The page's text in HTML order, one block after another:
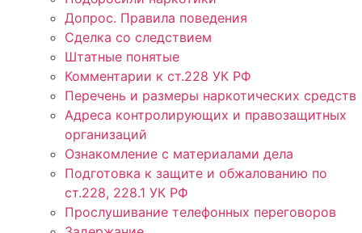
Допрос. Правила поведения
Сделка со следствием
Штатные понятые
Комментарии к ст.228 УК РФ
Перечень и размеры наркотических средств
Адреса контролирующих и правозащитных
организаций
Ознакомление с материалами дела
Подготовка к защите и обжалованию по
ст.228, 228.1 УК РФ
Прослушивание телефонных переговоров